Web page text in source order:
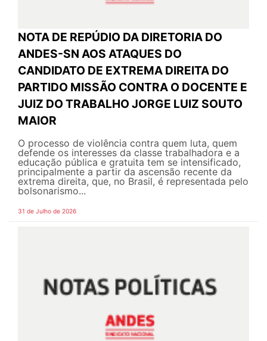
NOTA DE REPÚDIO DA DIRETORIA DO
ANDES-SN AOS ATAQUES DO
CANDIDATO DE EXTREMA DIREITA DO
PARTIDO MISSÃO CONTRA O DOCENTE E
JUIZ DO TRABALHO JORGE LUIZ SOUTO
MAIOR
O processo de violência contra quem luta, quem
defende os interesses da classe trabalhadora e a
educação pública e gratuita tem se intensificado,
principalmente a partir da ascensão recente da
extrema direita, que, no Brasil, é representada pelo
bolsonarismo...
31 de Julho de 2026